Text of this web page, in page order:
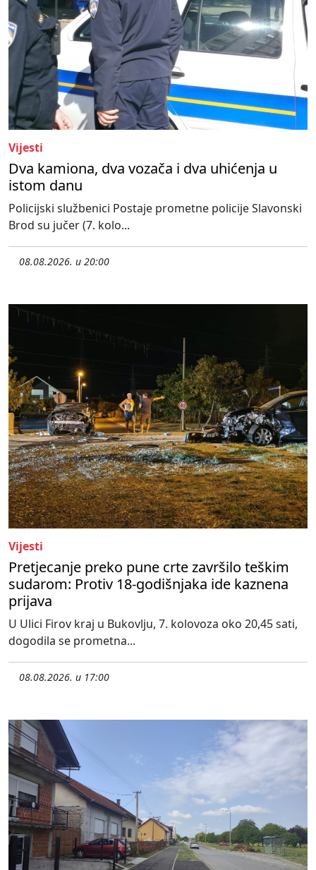
Vijesti
Dva kamiona, dva vozača i dva uhićenja u
istom danu
Policijski službenici Postaje prometne policije Slavonski
Brod su jučer (7. kolo...
08.08.2026. u 20:00
Vijesti
Pretjecanje preko pune crte završilo teškim
sudarom: Protiv 18-godišnjaka ide kaznena
prijava
U Ulici Firov kraj u Bukovlju, 7. kolovoza oko 20,45 sati,
dogodila se prometna...
08.08.2026. u 17:00